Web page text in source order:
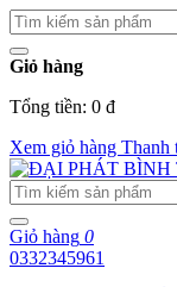
Giỏ hàng
Tổng tiền: 0 đ
Xem giỏ hàng Thanh
Giỏ hàng 0
0332345961